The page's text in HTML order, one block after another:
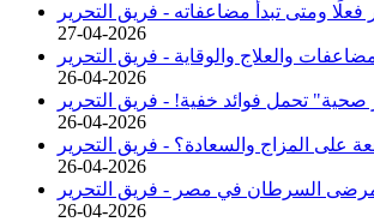
ومتى تبدأ مضاعفاته - فريق التحرير
27-04-2026
والعلاج والوقاية - فريق التحرير
26-04-2026
فريق التحرير
26-04-2026
على المزاج والسعادة؟ - فريق التحرير
26-04-2026
لمرضى السرطان في مصر - فريق التحرير
26-04-2026